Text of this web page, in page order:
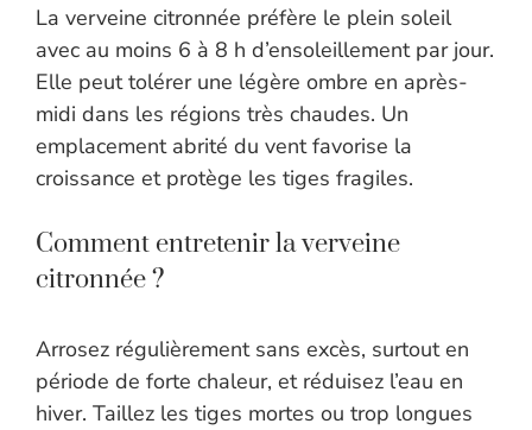
La verveine citronnée préfère le plein soleil
avec au moins 6 à 8 h d’ensoleillement par jour.
Elle peut tolérer une légère ombre en après-
midi dans les régions très chaudes. Un
emplacement abrité du vent favorise la
croissance et protège les tiges fragiles.
Comment entretenir la verveine
citronnée ?
Arrosez régulièrement sans excès, surtout en
période de forte chaleur, et réduisez l’eau en
hiver. Taillez les tiges mortes ou trop longues